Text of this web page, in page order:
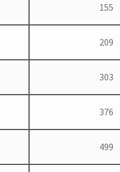
155
209
303
376
499